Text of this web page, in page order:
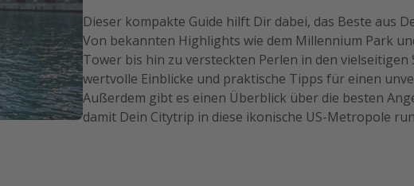
Dieser kompakte Guide hilft Dir dabei, das Beste aus
Von bekannten Highlights wie dem Millennium Park
Tower bis hin zu versteckten Perlen in den
wertvolle Einblicke und praktische Tipps für einen
Außerdem gibt es einen Überblick über die besten
damit Dein Citytrip in diese ikonische US-Metropole